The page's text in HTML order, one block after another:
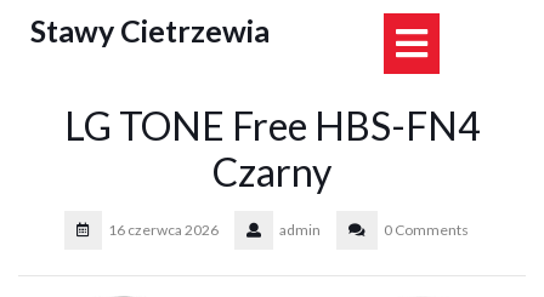
Stawy Cietrzewia
LG TONE Free HBS-FN4
Czarny
16 czerwca 2026 admin 0 Comments